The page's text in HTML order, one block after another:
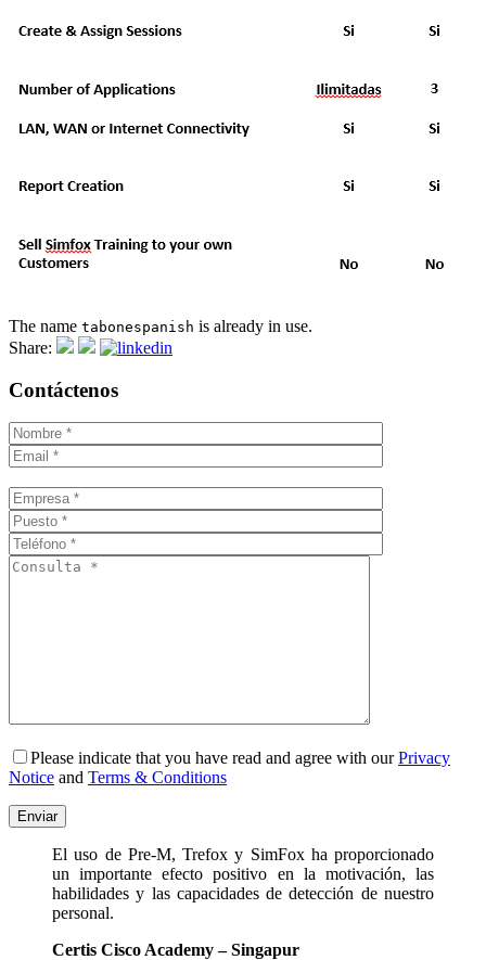
The name tabonespanish is already in use.
Share:
Contáctenos
Please indicate that you have read and agree with ourPrivacy
Notice and Terms & Conditions
El uso de Pre-M, Trefox y SimFox ha proporcionado
un importante efecto positivo en la motivación, las
habilidades y las capacidades de detección de nuestro
personal.
Certis Cisco Academy – Singapur